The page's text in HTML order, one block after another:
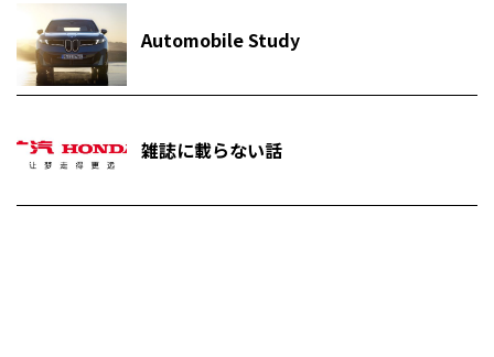
Automobile Study
雑誌に載らない話